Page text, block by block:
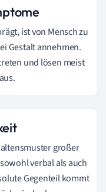
ist von Mensch zu
Gestalt annehmen.
und lösen meist
großer
verbal als auch
Gegenteil kommt